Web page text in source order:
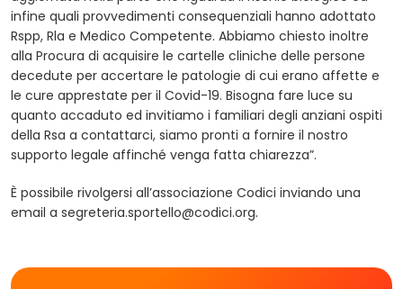
infine quali provvedimenti consequenziali hanno adottato
Rspp, Rla e Medico Competente. Abbiamo chiesto inoltre
alla Procura di acquisire le cartelle cliniche delle persone
decedute per accertare le patologie di cui erano affette e
le cure apprestate per il Covid-19. Bisogna fare luce su
quanto accaduto ed invitiamo i familiari degli anziani ospiti
della Rsa a contattarci, siamo pronti a fornire il nostro
supporto legale affinché venga fatta chiarezza”.
È possibile rivolgersi all’associazione Codici inviando una
email a segreteria.sportello@codici.org.